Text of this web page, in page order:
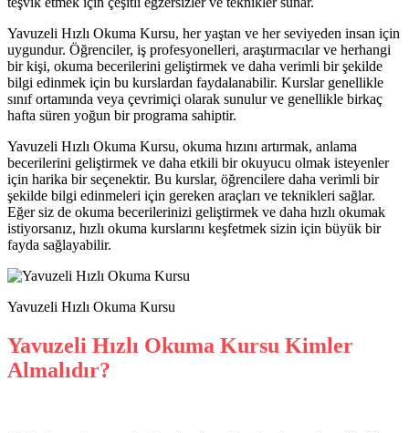
Yavuzeli Hızlı Okuma Kursu, her yaştan ve her seviyeden insan için
uygundur. Öğrenciler, iş profesyonelleri, araştırmacılar ve herhangi
bir kişi, okuma becerilerini geliştirmek ve daha verimli bir şekilde
bilgi edinmek için bu kurslardan faydalanabilir. Kurslar genellikle
sınıf ortamında veya çevrimiçi olarak sunulur ve genellikle birkaç
hafta süren yoğun bir programa sahiptir.
Yavuzeli Hızlı Okuma Kursu, okuma hızını artırmak, anlama
becerilerini geliştirmek ve daha etkili bir okuyucu olmak isteyenler
için harika bir seçenektir. Bu kurslar, öğrencilere daha verimli bir
şekilde bilgi edinmeleri için gereken araçları ve teknikleri sağlar.
Eğer siz de okuma becerilerinizi geliştirmek ve daha hızlı okumak
istiyorsanız, hızlı okuma kurslarını keşfetmek sizin için büyük bir
fayda sağlayabilir.
Yavuzeli Hızlı Okuma Kursu
Yavuzeli Hızlı Okuma Kursu Kimler
Almalıdır?